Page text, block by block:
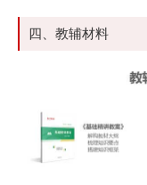
四、教辅材料